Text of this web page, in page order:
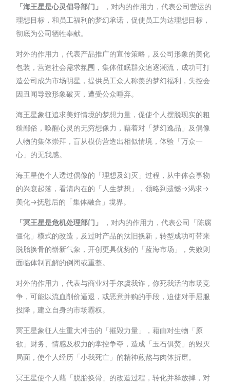
「海王星是心灵倡导部门」
，对内的作用力，代表公司营运的
理想目标，和员工福利的梦幻承诺，促使员工为达理想目标，
彻底为公司牺牲奉献。
对外的作用力，代表产品推广的宣传策略，及公司形象的美化
包装，营造社会需求氛围，集体催眠群众追逐潮流，成功可打
造公司成为市场明星，提供员工众人称羡的梦幻福利，失控会
因丑闻导致形象破灭，遭受公众唾弃。
海王星象征追求美好情境的梦想力量，促使个人摆脱现实的粗
糙鄙俗，唤醒心灵的无穷想像力，藉着对「梦幻逸品」及偶像
人物的集体崇拜，盲从模仿营造出相似情境，体验「万众一
心」的无我感。
海王星使个人透过偶像的「理想及幻灭」过程，从中体会事物
的兴衰起落，看清内在的「人生梦想」，领略到遗憾→渴求→
美化→抚慰后的「集体融合」境界。
「冥王星是危机处理部门」
，对内的作用力，代表公司「陈腐
僵化」模式的改造，及过时产品的汰旧换新，转型成功可带来
脱胎换骨的崭新气象，开创更具优势的「蓝海市场」，失败则
面临体制瓦解的倒闭或重整。
对外的作用力，代表与商业对手尔虞我诈，你死我活的市场竞
争，可能以流血削价逼退，或恶意并购的手段，迫使对手屈服
投降，建立自身的市场霸权。
冥王星象征人生重大冲击的「摧毁力量」，藉由对生物「原
欲」财务、情感及权力的掌控争夺，造成「玉石俱焚」的毁灭
局面，使个人经历「小我死亡」的精神煎熬与肉体折磨。
冥王星使个人藉「脱胎换骨」的改造过程，转化并释放掉，对